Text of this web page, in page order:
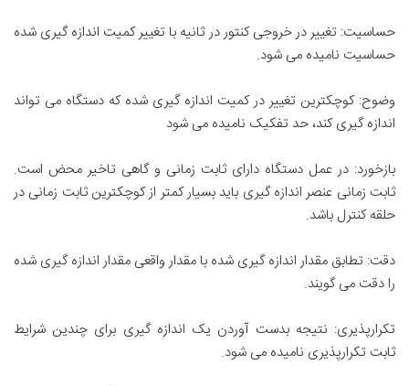
حساسیت: تغییر در خروجی کنتور در ثانیه با تغییر کمیت اندازه گیری شده
حساسیت نامیده می شود.
وضوح: کوچکترین تغییر در کمیت اندازه گیری شده که دستگاه می تواند
اندازه گیری کند، حد تفکیک نامیده می شود
بازخورد: در عمل دستگاه دارای ثابت زمانی و گاهی تاخیر محض است.
ثابت زمانی عنصر اندازه گیری باید بسیار کمتر از کوچکترین ثابت زمانی در
حلقه کنترل باشد.
دقت: تطابق مقدار اندازه گیری شده با مقدار واقعی مقدار اندازه گیری شده
را دقت می گویند.
تکرارپذیری: نتیجه بدست آوردن یک اندازه گیری برای چندین شرایط
ثابت تکرارپذیری نامیده می شود.